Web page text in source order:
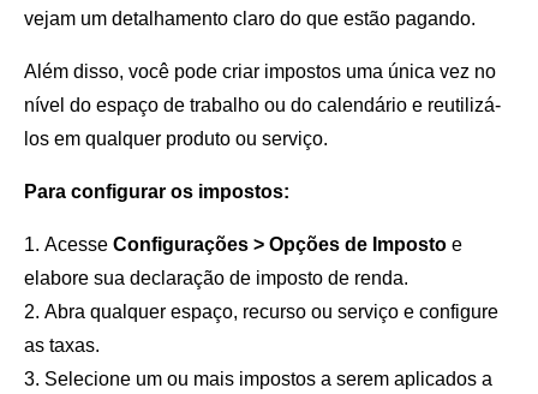
vejam um detalhamento claro do que estão pagando.
Além disso, você pode criar impostos uma única vez no
nível do espaço de trabalho ou do calendário e reutilizá-
los em qualquer produto ou serviço.
Para configurar os impostos:
Acesse Configurações > Opções de Imposto e
elabore sua declaração de imposto de renda.
Abra qualquer espaço, recurso ou serviço e configure
as taxas.
Selecione um ou mais impostos a serem aplicados a